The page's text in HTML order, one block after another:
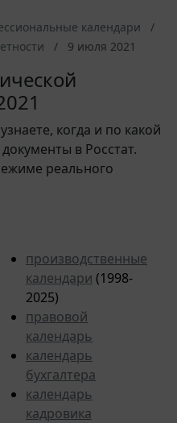
календари
9 июля 2021
когда и по какой
в Росстат.
реального
производственные
календари (1998-
2025)
правовой
календарь
календарь
бухгалтера
календарь
кадровика